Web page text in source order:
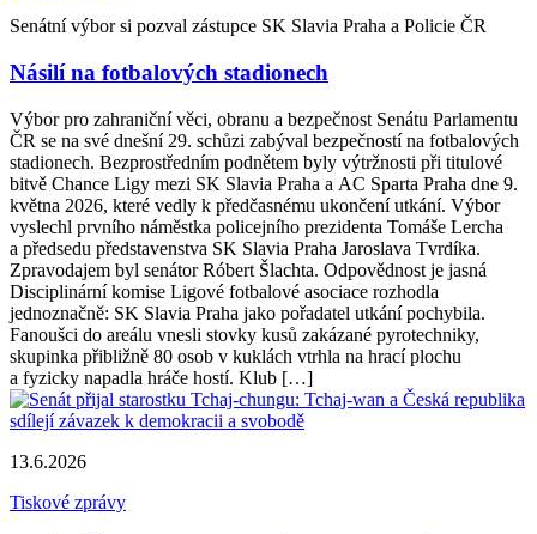
Senátní výbor si pozval zástupce SK Slavia Praha a Policie ČR
Násilí na fotbalových stadionech
Výbor pro zahraniční věci, obranu a bezpečnost Senátu Parlamentu
ČR se na své dnešní 29. schůzi zabýval bezpečností na fotbalových
stadionech. Bezprostředním podnětem byly výtržnosti při titulové
bitvě Chance Ligy mezi SK Slavia Praha a AC Sparta Praha dne 9.
května 2026, které vedly k předčasnému ukončení utkání. Výbor
vyslechl prvního náměstka policejního prezidenta Tomáše Lercha
a předsedu představenstva SK Slavia Praha Jaroslava Tvrdíka.
Zpravodajem byl senátor Róbert Šlachta. Odpovědnost je jasná
Disciplinární komise Ligové fotbalové asociace rozhodla
jednoznačně: SK Slavia Praha jako pořadatel utkání pochybila.
Fanoušci do areálu vnesli stovky kusů zakázané pyrotechniky,
skupinka přibližně 80 osob v kuklách vtrhla na hrací plochu
a fyzicky napadla hráče hostí. Klub […]
13.6.2026
Tiskové zprávy